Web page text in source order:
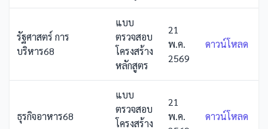
รัฐศาสตร์ การ
บริหาร68
แบบ
ตรวจสอบ
โครงสร้าง
หลักสูตร
21
พ.ค.
2569
ดาวน์โหลด
ธุรกิจอาหาร68
แบบ
ตรวจสอบ
โครงสร้าง
21
พ.ค.
ดาวน์โหลด